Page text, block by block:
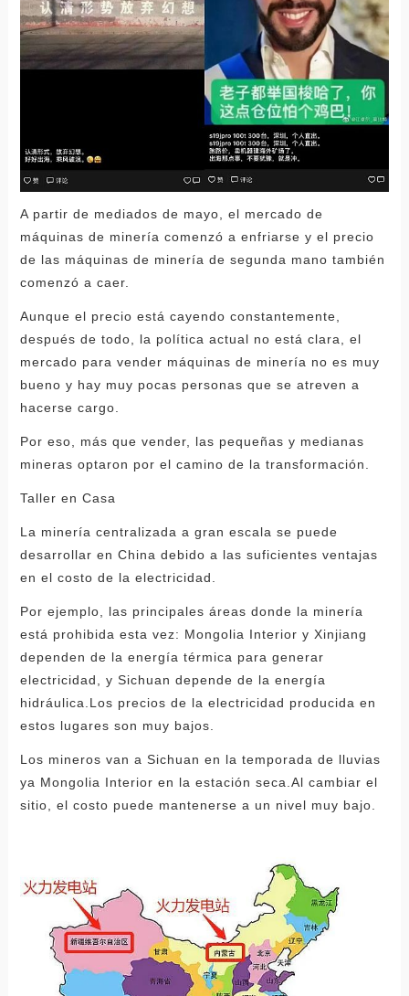
A partir de mediados de mayo, el mercado de
máquinas de minería comenzó a enfriarse y el precio
de las máquinas de minería de segunda mano también
comenzó a caer.
Aunque el precio está cayendo constantemente,
después de todo, la política actual no está clara, el
mercado para vender máquinas de minería no es muy
bueno y hay muy pocas personas que se atreven a
hacerse cargo.
Por eso, más que vender, las pequeñas y medianas
mineras optaron por el camino de la transformación.
Taller en Casa
La minería centralizada a gran escala se puede
desarrollar en China debido a las suficientes ventajas
en el costo de la electricidad.
Por ejemplo, las principales áreas donde la minería
está prohibida esta vez: Mongolia Interior y Xinjiang
dependen de la energía térmica para generar
electricidad, y Sichuan depende de la energía
hidráulica.Los precios de la electricidad producida en
estos lugares son muy bajos.
Los mineros van a Sichuan en la temporada de lluvias
ya Mongolia Interior en la estación seca.Al cambiar el
sitio, el costo puede mantenerse a un nivel muy bajo.